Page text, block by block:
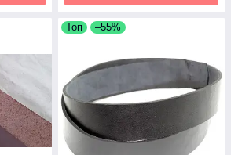
Топ –55%